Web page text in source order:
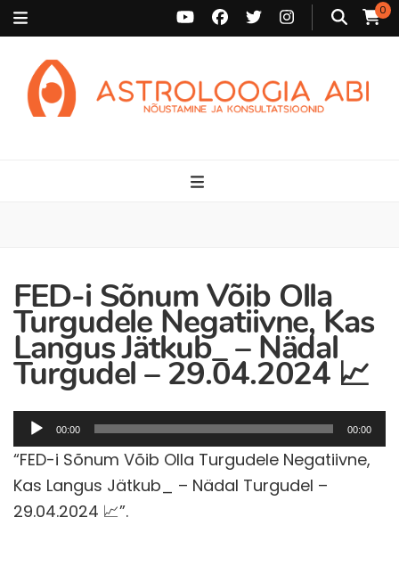
0
FED-i Sõnum Võib Olla
Turgudele Negatiivne, Kas
Langus Jätkub_ – Nädal
Turgudel – 29.04.2024 📈
Audioesitaja
00:00 00:00
“FED-i Sõnum Võib Olla Turgudele Negatiivne,
Kas Langus Jätkub_ – Nädal Turgudel –
29.04.2024 📈”.